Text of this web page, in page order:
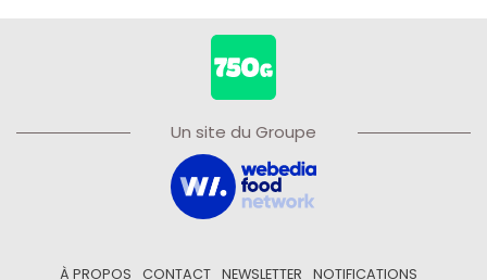
Un site du Groupe
À PROPOS CONTACT NEWSLETTER NOTIFICATIONS